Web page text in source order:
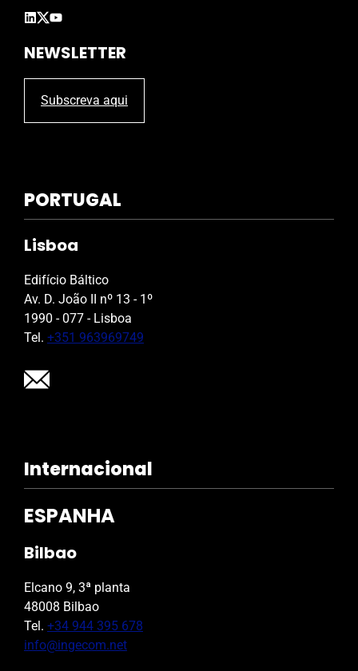
NEWSLETTER
Subscreva aqui
PORTUGAL
Lisboa
Edifício Báltico
Av. D. João II nº 13 - 1º
1990 - 077 - Lisboa
Tel. +351 963969749
Internacional
ESPANHA
Bilbao
Elcano 9, 3ª planta
48008 Bilbao
Tel. +34 944 395 678
info@ingecom.net